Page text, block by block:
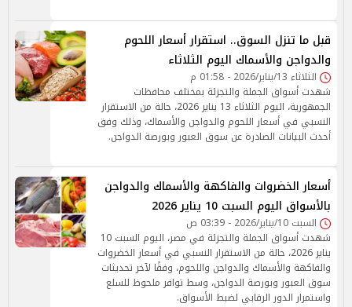
قبل ما تنزل السوق.. استقرار أسعار اللحوم
والدواجن والأسماك اليوم الثلاثاء
الثلاثاء 13/يناير/2026 - 01:58 م
شهدت أسواق الجملة والتجزئة بمختلف محافظات
الجمهورية، اليوم الثلاثاء 13 يناير 2026، حالة من الاستقرار
النسبي في أسعار اللحوم والدواجن والأسماك، وذلك وفق
أحدث البيانات الصادرة عن سوق العبور وبورصة الدواجن.
أسعار الخضروات والفاكهة والأسماك والدواجن
بالأسواق اليوم السبت 10 يناير 2026
السبت 10/يناير/2026 - 03:39 ص
شهدت أسواق الجملة والتجزئة في مصر، اليوم السبت 10
يناير 2026، حالة من الاستقرار النسبي في أسعار الخضروات
والفاكهة والأسماك والدواجن واللحوم، وفقًا لآخر تحديثات
سوق العبور وبورصة الدواجن، وسط توافر ملحوظ للسلع
واستمرار الدور الرقابي لضبط الأسواق.